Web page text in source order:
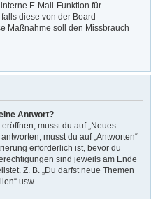
E-Mail-Funktion für
diese von der Board-
Maßnahme soll den Missbrauch
Antwort?
musst du auf „Neues
musst du auf „Antworten“
erforderlich ist, bevor du
sind jeweils am Ende
Z. B. „Du darfst neue Themen
usw.